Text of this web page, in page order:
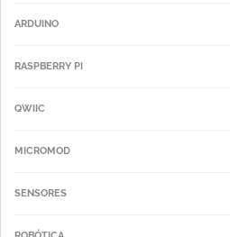
ARDUINO
RASPBERRY PI
QWIIC
MICROMOD
SENSORES